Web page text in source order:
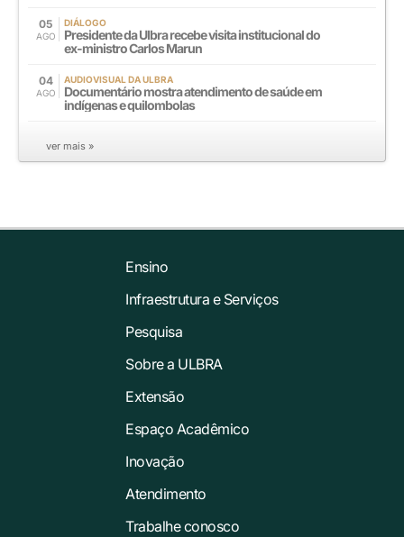
05
AGO
DIÁLOGO
Presidente da Ulbra recebe visita institucional do
ex-ministro Carlos Marun
04
AGO
AUDIOVISUAL DA ULBRA
Documentário mostra atendimento de saúde em
indígenas e quilombolas
ver mais »
Ensino
Infraestrutura e Serviços
Pesquisa
Sobre a ULBRA
Extensão
Espaço Acadêmico
Inovação
Atendimento
Trabalhe conosco